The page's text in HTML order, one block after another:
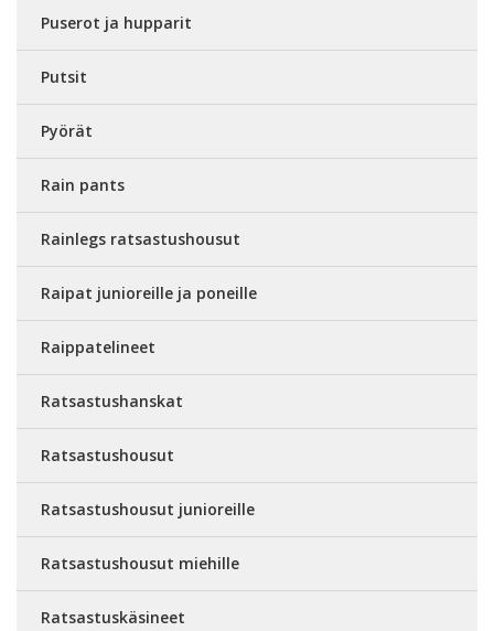
Puserot ja hupparit
Putsit
Pyörät
Rain pants
Rainlegs ratsastushousut
Raipat junioreille ja poneille
Raippatelineet
Ratsastushanskat
Ratsastushousut
Ratsastushousut junioreille
Ratsastushousut miehille
Ratsastuskäsineet